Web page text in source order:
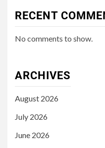
RECENT
No comments to show.
ARCHIVES
August 2026
July 2026
June 2026